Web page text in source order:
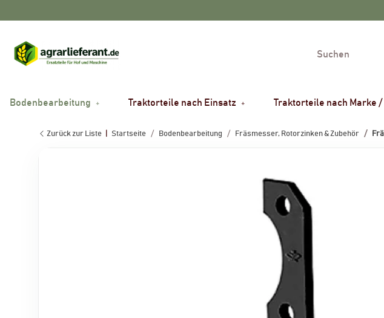
Bodenbearbeitung Traktorteile nach Einsatz Traktorteile nach Marke
Zurück zur Liste Startseite Bodenbearbeitung Fräsmesser, Rotorzinken & Zubehör